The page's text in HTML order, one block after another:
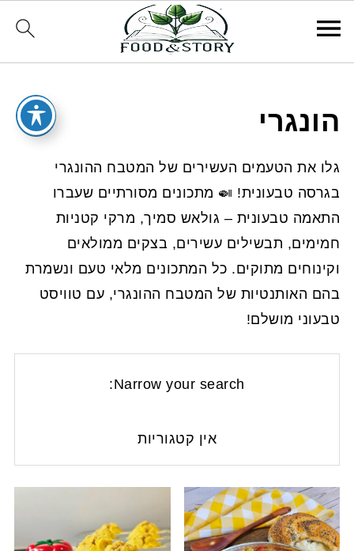
הונגרי
גלו את הטעמים העשירים של המטבח ההונגרי
בגרסה טבעונית! 🍛 מתכונים מסורתיים שעברו
התאמה טבעונית – גולאש סמיך, מרקי קטניות
חמימים, תבשילים עשירים, בצקים ממולאים
וקינוחים מתוקים. כל המתכונים מלאי טעם ונשמרת
בהם האותנטיות של המטבח ההונגרי, עם טוויסט
טבעוני מושלם!
Narrow your search:
אין קטגוריות